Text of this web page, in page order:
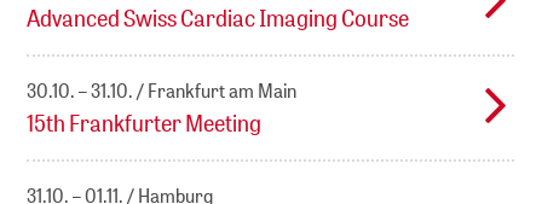
Advanced Swiss Cardiac Imaging Course
30.10. – 31.10. Frankfurt am Main
15th Frankfurter Meeting
31.10. – 01.11. Hamburg